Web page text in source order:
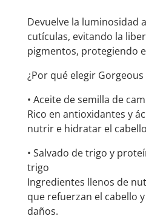
Devuelve la luminosidad
cutículas, evitando la
pigmentos, protegiendo
¿Por qué elegir Gorgeous
• Aceite de semilla de
Rico en antioxidantes y
nutrir e hidratar el
• Salvado de trigo y
trigo
Ingredientes llenos de
que refuerzan el cabello
daños.